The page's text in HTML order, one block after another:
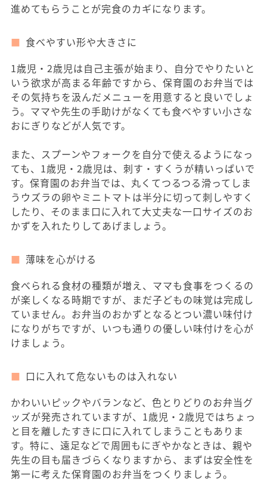
進めてもらうことが完食のカギになります。
食べやすい形や大きさに
1歳児・2歳児は自己主張が始まり、自分でやりたいと
いう欲求が高まる年齢ですから、保育園のお弁当では
その気持ちを汲んだメニューを用意すると良いでしょ
う。ママや先生の手助けがなくても食べやすい小さな
おにぎりなどが人気です。
また、スプーンやフォークを自分で使えるようになっ
ても、1歳児・2歳児は、刺す・すくうが精いっぱいで
す。保育園のお弁当では、丸くてつるつる滑ってしま
うウズラの卵やミニトマトは半分に切って刺しやすく
したり、そのまま口に入れて大丈夫な一口サイズのお
かずを入れたりしてあげましょう。
薄味を心がける
食べられる食材の種類が増え、ママも食事をつくるの
が楽しくなる時期ですが、まだ子どもの味覚は完成し
ていません。お弁当のおかずとなるとつい濃い味付け
になりがちですが、いつも通りの優しい味付けを心が
けましょう。
口に入れて危ないものは入れない
かわいいピックやバランなど、色とりどりのお弁当グ
ッズが発売されていますが、1歳児・2歳児ではちょっ
と目を離したすきに口に入れてしまうこともありま
す。特に、遠足などで周囲もにぎやかなときは、親や
先生の目も届きづらくなりますから、まずは安全性を
第一に考えた保育園のお弁当をつくりましょう。